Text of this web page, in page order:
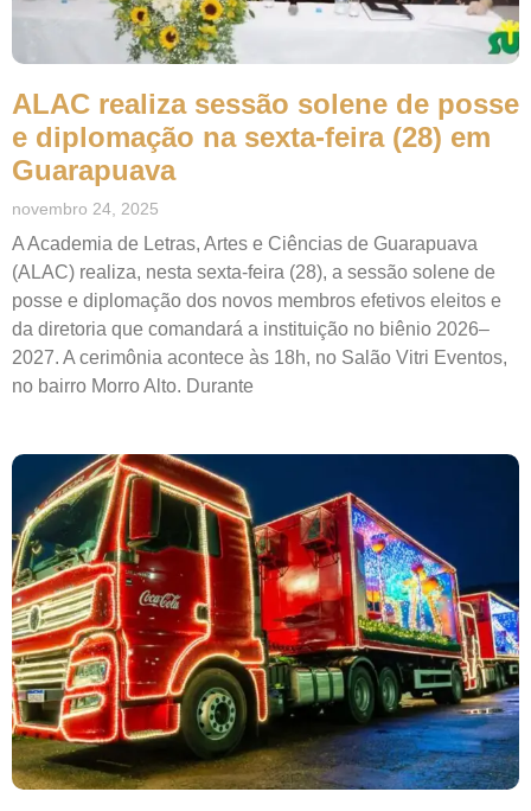
ALAC realiza sessão solene de posse
e diplomação na sexta-feira (28) em
Guarapuava
novembro 24, 2025
A Academia de Letras, Artes e Ciências de Guarapuava
(ALAC) realiza, nesta sexta-feira (28), a sessão solene de
posse e diplomação dos novos membros efetivos eleitos e
da diretoria que comandará a instituição no biênio 2026–
2027. A cerimônia acontece às 18h, no Salão Vitri Eventos,
no bairro Morro Alto. Durante